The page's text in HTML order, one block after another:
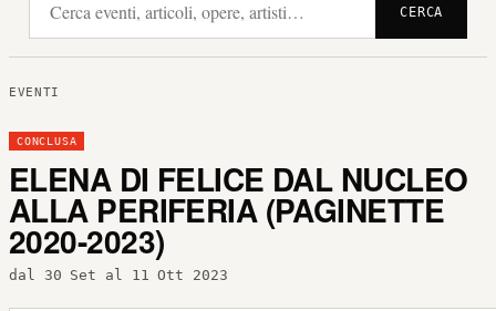
CERCA
EVENTI
CONCLUSA
ELENA DI FELICE DAL NUCLEO
ALLA PERIFERIA (PAGINETTE
2020-2023)
dal 30 Set al 11 Ott 2023